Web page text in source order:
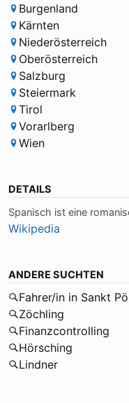
Burgenland
Kärnten
Niederösterreich
Oberösterreich
Salzburg
Steiermark
Tirol
Vorarlberg
Wien
DETAILS
Spa­nisch ist ei­ne
Wikipedia
ANDERE SUCHTEN
Fahrer/in in Sankt
Zöchling
Finanzcontrolling
Hörsching
Lindner